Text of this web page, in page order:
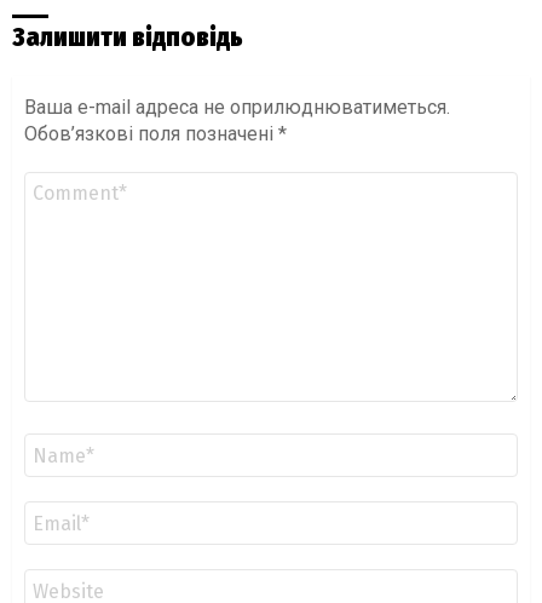
Залишити відповідь
Ваша e-mail адреса не оприлюднюватиметься.
Обов’язкові поля позначені *
Коментар